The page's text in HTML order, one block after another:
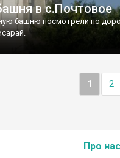
в с.Почтовое
башню посмотрели по
1 2
Про нас